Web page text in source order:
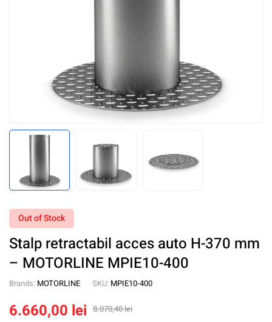
Out of Stock
Stalp retractabil acces auto H-370 mm
– MOTORLINE MPIE10-400
Brands: MOTORLINE SKU: MPIE10-400
8.070,40lei
6.660,00 lei